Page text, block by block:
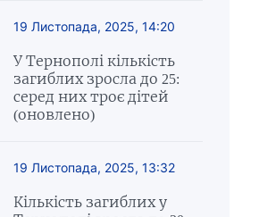
19 Листопада, 2025, 14:20
У Тернополі кількість
загиблих зросла до 25:
серед них троє дітей
(оновлено)
19 Листопада, 2025, 13:32
Кількість загиблих у